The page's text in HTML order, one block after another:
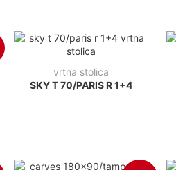
vrtna stolica
SKY T 70/PARIS R 1+4